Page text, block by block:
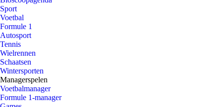
Sport
Voetbal
Formule 1
Autosport
Tennis
Wielrennen
Schaatsen
Wintersporten
Managerspelen
Voetbalmanager
Formule 1-manager